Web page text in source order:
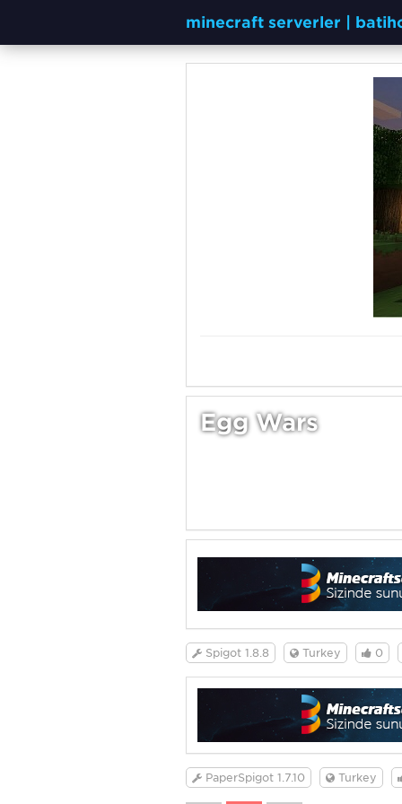
minecraft serverler |
Egg Wars
Spigot 1.8.8 Turkey 0
PaperSpigot 1.7.10 Turkey